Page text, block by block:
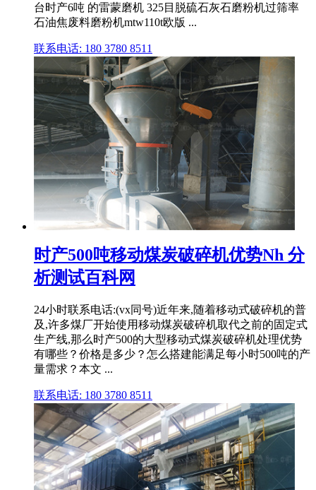
台时产6吨 的雷蒙磨机 325目脱硫石灰石磨粉机过筛率
石油焦废料磨粉机mtw110t欧版 ...
联系电话: 180 3780 8511
时产500吨移动煤炭破碎机优势Nh 分
析测试百科网
24小时联系电话:(vx同号)近年来,随着移动式破碎机的普
及,许多煤厂开始使用移动煤炭破碎机取代之前的固定式
生产线,那么时产500的大型移动式煤炭破碎机处理优势
有哪些？价格是多少？怎么搭建能满足每小时500吨的产
量需求？本文 ...
联系电话: 180 3780 8511